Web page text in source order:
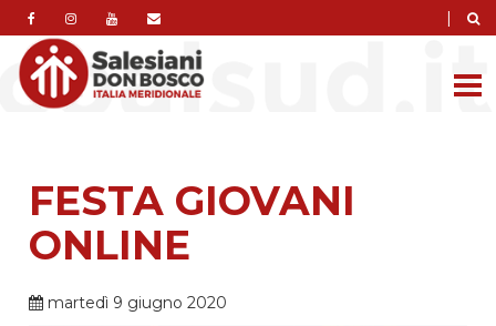
|
FESTA GIOVANI
ONLINE
martedì 9 giugno 2020